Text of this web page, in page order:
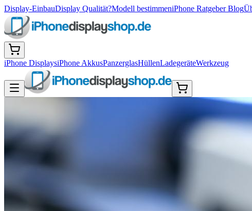
Display-EinbauDisplay Qualität?Modell bestimmeniPhone Ratgeber Blog
iPhone DisplaysiPhone AkkusPanzerglasHüllenLadegeräteWerkzeug